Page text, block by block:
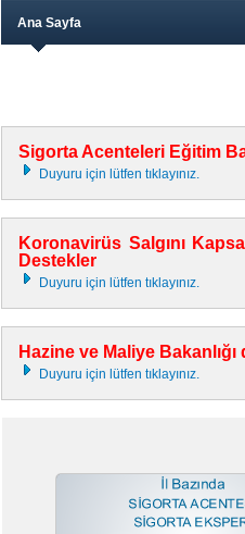
Ana Sayfa
Sigorta Acenteleri Eğitim
Duyuru için lütfen tıklayınız.
Koronavirüs Salgını
Destekler
Duyuru için lütfen tıklayınız.
Hazine ve Maliye
Duyuru için lütfen tıklayınız.